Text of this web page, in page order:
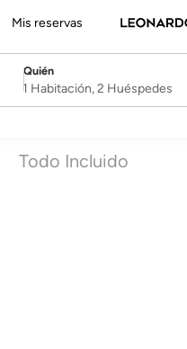
Mis reservas
Quién
Username
1 Habitación, 2 Huéspedes
Todo Incluido